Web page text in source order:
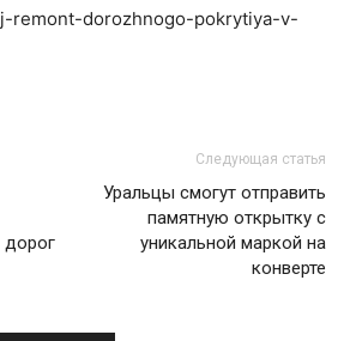
remont-dorozhnogo-pokrytiya-v-
дорог
Следующая статья
Уральцы смогут отправить
памятную открытку с
уникальной маркой на
конверте